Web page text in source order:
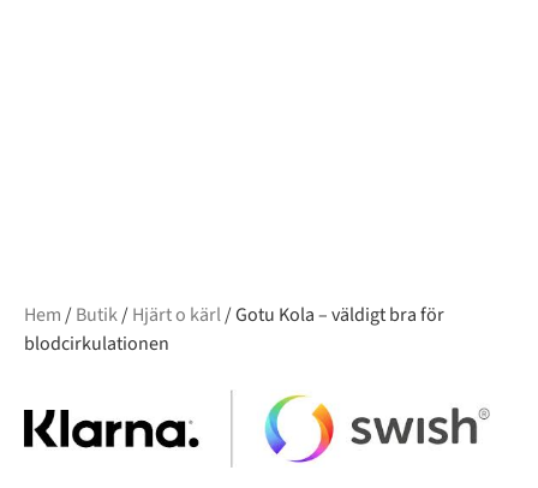
Hem/Butik/Hjärt o kärl/ Gotu Kola – väldigt bra för
blodcirkulationen